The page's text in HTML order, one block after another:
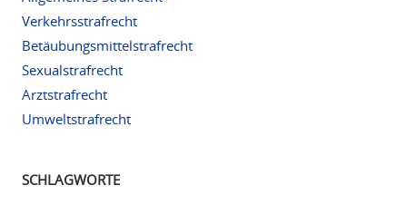
Verkehrsstrafrecht
Betäubungsmittelstrafrecht
Sexualstrafrecht
Arztstrafrecht
Umweltstrafrecht
SCHLAGWORTE